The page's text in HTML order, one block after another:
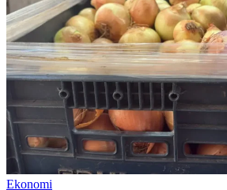
Ekonomi